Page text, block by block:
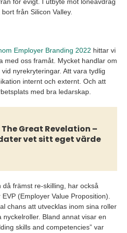
för evigt. I utbyte mot löneavdrag
från Silicon Valley.
Employer Branding 2022 hittar vi
med oss framåt. Mycket handlar om
nyrekryteringar. Att vara tydlig
internt och externt. Och att
med bra ledarskap.
Great Revelation –
vet sitt eget värde
då främst re-skilling, har också
(Employer Value Proposition).
chans att utvecklas inom sina roller
Bland annat visar en
skills and competencies” var